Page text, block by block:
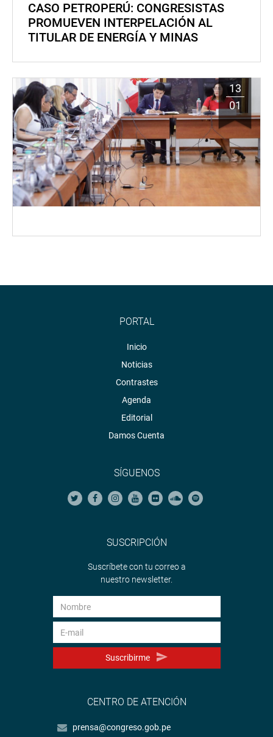
CASO PETROPERÚ: CONGRESISTAS
PROMUEVEN INTERPELACIÓN AL
TITULAR DE ENERGÍA Y MINAS
13
01
PORTAL
Inicio
Noticias
Contrastes
Agenda
Editorial
Damos Cuenta
SÍGUENOS
SUSCRIPCIÓN
Suscríbete con tu correo a
nuestro newsletter.
Suscribirme
CENTRO DE ATENCIÓN
prensa@congreso.gob.pe